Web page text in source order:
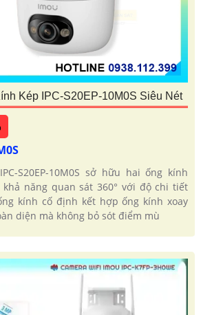
Kép IPC-S20EP-10M0S Siêu Nét
S20EP-10M0S sở hữu hai ống kính
khả năng quan sát 360° với độ chi tiết
kính cố định kết hợp ống kính xoay
diện mà không bỏ sót điểm mù